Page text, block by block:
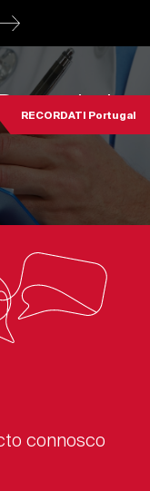
RECORDATI Portugal
connosco